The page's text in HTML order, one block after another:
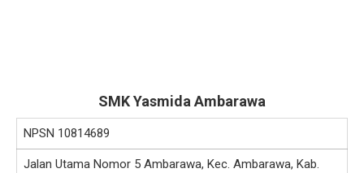
SMK Yasmida Ambarawa
NPSN 10814689
Jalan Utama Nomor 5 Ambarawa, Kec. Ambarawa, Kab.